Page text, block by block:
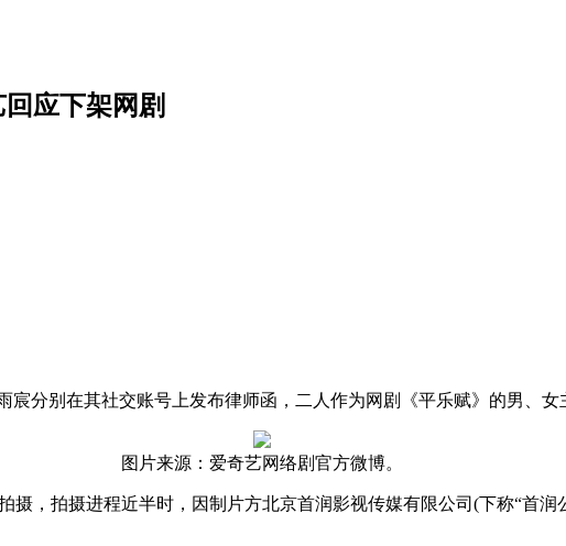
应下架网剧
别在其社交账号上发布律师函，二人作为网剧《平乐赋》的男、女
图片来源：爱奇艺网络剧官方微博。
，拍摄进程近半时，因制片方北京首润影视传媒有限公司(下称“首润